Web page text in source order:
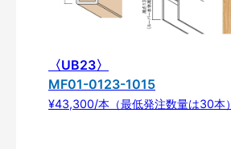
〈UB23〉
MF01-0123-1015
¥43,300/本（最低発注数量は30本）